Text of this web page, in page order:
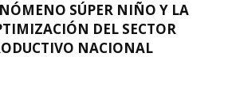
SÚPER NIÑO Y LA
DEL SECTOR
NACIONAL